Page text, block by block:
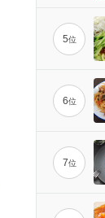
5位
6位
7位